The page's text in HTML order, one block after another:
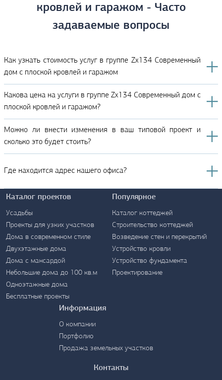
кровлей и гаражом - Часто
задаваемые вопросы
Как узнать стоимость услуг в группе Zx134 Современный
дом с плоской кровлей и гаражом
Какова цена на услуги в группе Zx134 Современный дом с
плоской кровлей и гаражом?
Можно ли внести изменения в ваш типовой проект и
сколько это будет стоить?
Где находится адрес нашего офиса?
Контакты
Каталог проектов
Усадьбы
Проекты для узких участков
Дома в современном стиле
Двухэтажные дома
Дома с мансардой
Небольшие дома до 100 кв.м
Одноэтажные дома
Бесплатные проекты
Популярное
Каталог коттеджей
Строительство коттеджей
Возведение стен и перекрытий
Устройство кровли
Устройство фундамента
Проектирование
Информация
О компании
Портфолио
Продажа земельных участков
Контакты